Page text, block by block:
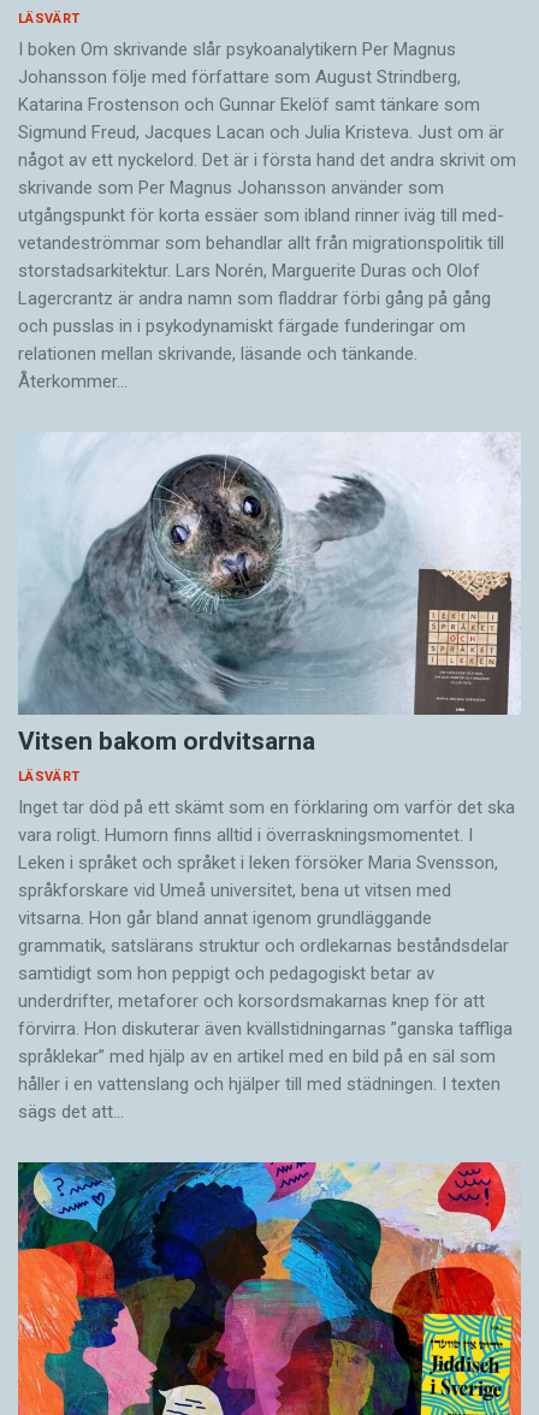
LÄSVÄRT
I boken Om skrivande slår psykoanalytikern Per Magnus
Johansson följe med författare som August Strindberg,
Katarina Frostenson och Gunnar Ekelöf samt tänkare som
Sigmund Freud, Jacques Lacan och Julia Kristeva. Just om är
något av ett nyckelord. Det är i första hand det andra skrivit om
skrivande som Per Magnus Johansson använder som
utgångspunkt för korta essäer som ibland rinner iväg till med­
vetandeströmmar som behandlar allt från migrationspolitik till
storstadsarkitektur. Lars Norén, Marguerite Duras och Olof
Lagercrantz är andra namn som fladdrar förbi gång på gång
och pusslas in i psykodynamiskt färgade funderingar om
relationen mellan skrivande, läsande och tänkande.
Återkommer…
Vitsen bakom ordvitsarna
LÄSVÄRT
Inget tar död på ett skämt som en förklaring om varför det ska
vara roligt. Humorn finns alltid i överrask­ningsmomentet. I
Leken i språket och språket i leken för­söker Maria Svensson,
språkforskare vid Umeå universitet, bena ut vitsen med
vitsarna. Hon går bland annat igenom grundläggande
grammatik, satslärans struktur och ord­lekarnas beståndsdelar
samtidigt som hon peppigt och pedagogiskt betar av
underdrifter, meta­forer och korsords­makarnas knep för att
förvirra. Hon diskuterar även ­kvällstidningarnas ”ganska taffliga
språklekar” med hjälp av en artikel med en bild på en säl som
håller i en vatten­slang och hjälper till med städningen. I ­texten
sägs det att…